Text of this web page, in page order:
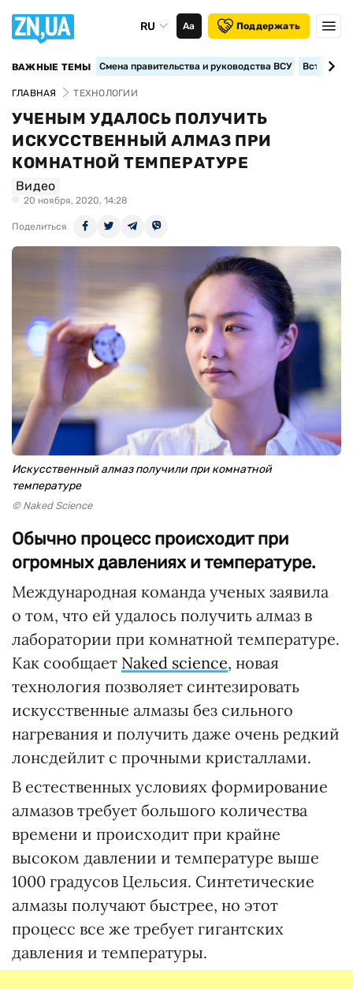
RU Аа Поддержать
ВАЖНЫЕ ТЕМЫ Смена правительства и руководства ВСУ
ГЛАВНАЯ ТЕХНОЛОГИИ
УЧЕНЫМ УДАЛОСЬ ПОЛУЧИТЬ
ИСКУССТВЕННЫЙ АЛМАЗ ПРИ
КОМНАТНОЙ ТЕМПЕРАТУРЕ
Видео
20 ноября, 2020, 14:28
Поделиться
Искусственный алмаз получили при комнатной
температуре
© Naked Science
Обычно процесс происходит при
огромных давлениях и температуре.
Международная команда ученых заявила
о том, что ей удалось получить алмаз в
лаборатории при комнатной температуре.
Как сообщает Naked science, новая
технология позволяет синтезировать
искусственные алмазы без сильного
нагревания и получить даже очень редкий
лонсдейлит с прочными кристаллами.
В естественных условиях формирование
алмазов требует большого количества
времени и происходит при крайне
высоком давлении и температуре выше
1000 градусов Цельсия. Синтетические
алмазы получают быстрее, но этот
процесс все же требует гигантских
давления и температуры.